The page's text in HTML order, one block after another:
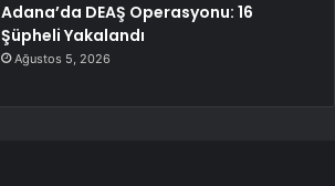
Adana’da DEAŞ Operasyonu: 16
Şüpheli Yakalandı
Ağustos 5, 2026